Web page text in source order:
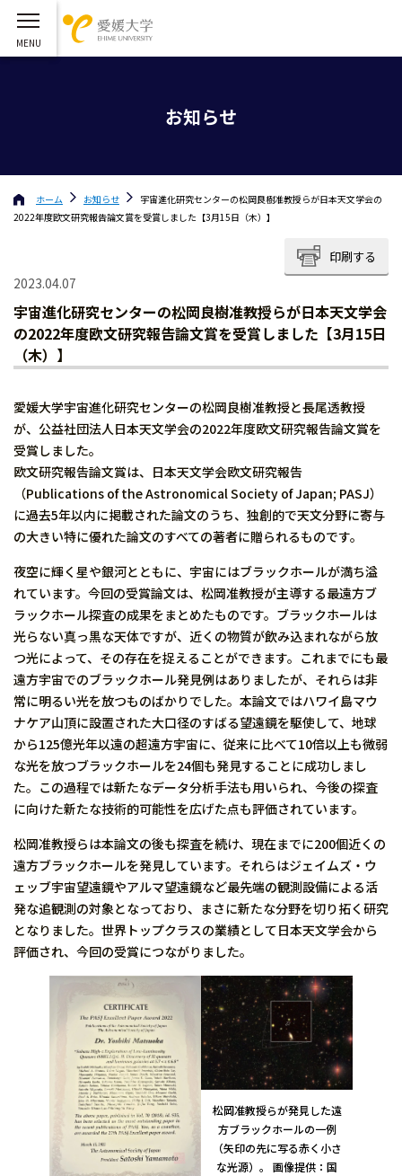
お知らせ
ホーム お知らせ
宇宙進化研究センターの松岡良樹准教授らが日本天文学会の
2022年度欧文研究報告論文賞を受賞しました【3月15日（木）】
印刷する
2023.04.07
宇宙進化研究センターの松岡良樹准教授らが日本天文学会
の2022年度欧文研究報告論文賞を受賞しました【3月15日
（木）】
愛媛大学宇宙進化研究センターの松岡良樹准教授と長尾透教授
が、公益社団法人日本天文学会の2022年度欧文研究報告論文賞を
受賞しました。
欧文研究報告論文賞は、日本天文学会欧文研究報告
（Publications of the Astronomical Society of Japan; PASJ）
に過去5年以内に掲載された論文のうち、独創的で天文分野に寄与
の大きい特に優れた論文のすべての著者に贈られるものです。
夜空に輝く星や銀河とともに、宇宙にはブラックホールが満ち溢
れています。今回の受賞論文は、松岡准教授が主導する最遠方ブ
ラックホール探査の成果をまとめたものです。ブラックホールは
光らない真っ黒な天体ですが、近くの物質が飲み込まれながら放
つ光によって、その存在を捉えることができます。これまでにも最
遠方宇宙でのブラックホール発見例はありましたが、それらは非
常に明るい光を放つものばかりでした。本論文ではハワイ島マウ
ナケア山頂に設置された大口径のすばる望遠鏡を駆使して、地球
から125億光年以遠の超遠方宇宙に、従来に比べて10倍以上も微弱
な光を放つブラックホールを24個も発見することに成功しまし
た。この過程では新たなデータ分析手法も用いられ、今後の探査
に向けた新たな技術的可能性を広げた点も評価されています。
松岡准教授らは本論文の後も探査を続け、現在までに200個近くの
遠方ブラックホールを発見しています。それらはジェイムズ・ウ
ェッブ宇宙望遠鏡やアルマ望遠鏡など最先端の観測設備による活
発な追観測の対象となっており、まさに新たな分野を切り拓く研究
となりました。世界トップクラスの業績として日本天文学会から
評価され、今回の受賞につながりました。
松岡准教授らが発見した遠
方ブラックホールの一例
（矢印の先に写る赤く小さ
な光源）。 画像提供：国